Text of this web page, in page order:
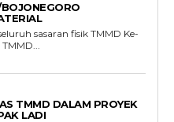
sasaran fisik TMMD Ke-
TMMD DALAM PROYEK
LADI